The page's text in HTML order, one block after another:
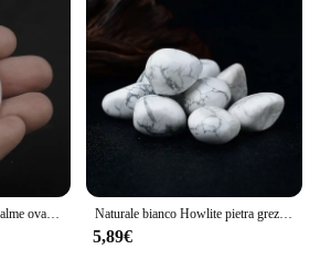
Cristallo naturale liquiite palme ovali gesso bianco forme libere Reiki guarigione pietra grezza allevia lo stress ornamento decorazioni per la casa Naturale bianco Howlite pietra grezza cristallo di quarzo grezzo Reiki guarigione gemma minerale campione decorazione della casa
5,89€